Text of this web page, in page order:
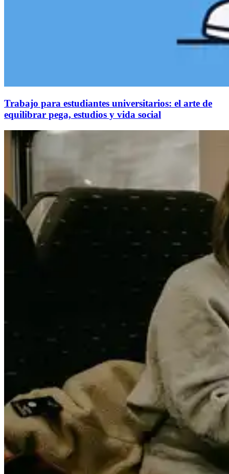
Trabajo para estudiantes universitarios: el arte de
equilibrar pega, estudios y vida social